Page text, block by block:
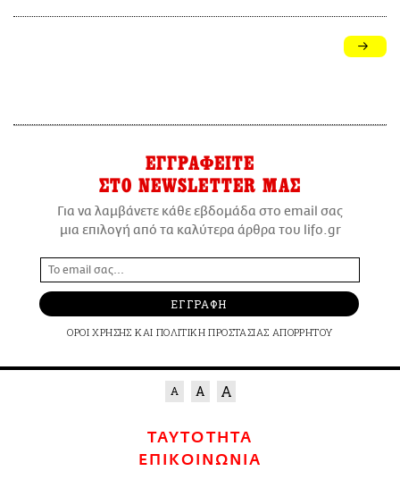
ΕΓΓΡΑΦΕΙΤΕ
ΣΤΟ NEWSLETTER ΜΑΣ
Για να λαμβάνετε κάθε εβδομάδα στο email σας
μια επιλογή από τα καλύτερα άρθρα του lifo.gr
ΕΓΓΡΑΦΗ
ΟΡΟΙ ΧΡΗΣΗΣ ΚΑΙ ΠΟΛΙΤΙΚΗ ΠΡΟΣΤΑΣΙΑΣ ΑΠΟΡΡΗΤΟΥ
ΤΑΥΤΟΤΗΤΑ
ΕΠΙΚΟΙΝΩΝΙΑ